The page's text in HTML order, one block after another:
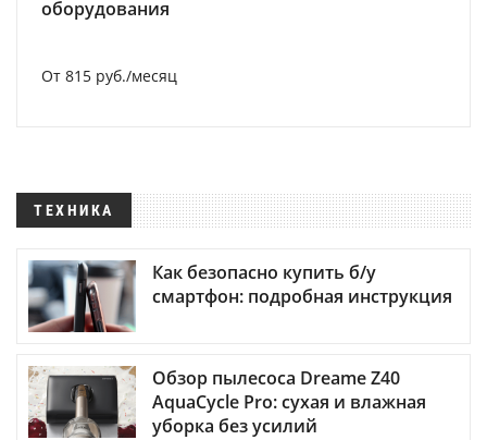
оборудования
От 815 руб./месяц
ТЕХНИКА
Как безопасно купить б/у
смартфон: подробная инструкция
Обзор пылесоса Dreame Z40
AquaCycle Pro: сухая и влажная
уборка без усилий